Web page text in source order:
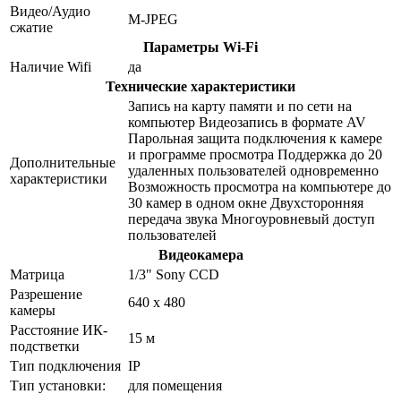
Видео/Аудио
сжатие
M-JPEG
Параметры Wi-Fi
Наличие Wifi
да
Технические характеристики
Дополнительные
характеристики
Запись на карту памяти и по сети на
компьютер Видеозапись в формате AV
Парольная защита подключения к камере
и программе просмотра Поддержка до 20
удаленных пользователей одновременно
Возможность просмотра на компьютере до
30 камер в одном окне Двухсторонняя
передача звука Многоуровневый доступ
пользователей
Видеокамера
Матрица
1/3" Sony CCD
Разрешение
камеры
640 x 480
Расстояние ИК-
подстветки
15 м
Тип подключения IP
Тип установки:
для помещения